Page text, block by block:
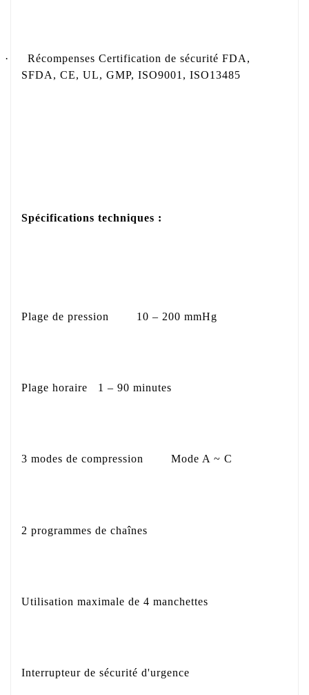
·
Récompenses Certification de sécurité FDA,
SFDA, CE, UL, GMP, ISO9001, ISO13485
Spécifications techniques :
Plage de pression 10 – 200 mmHg
Plage horaire 1 – 90 minutes
3 modes de compression Mode A ~ C
2 programmes de chaînes
Utilisation maximale de 4 manchettes
Interrupteur de sécurité d'urgence